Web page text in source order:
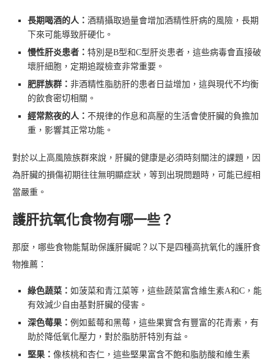
長期喝酒的人： 酒精攝取過量會增加酒精性肝病的風險，長期
下來可能導致肝硬化。
慢性肝炎患者： 特別是B型和C型肝炎患者，這些病毒會直接破
壞肝細胞，定期追蹤檢查非常重要。
肥胖族群： 非酒精性脂肪肝的患者日益增加，這與現代不均衡
的飲食密切相關。
經常熬夜的人： 不規律的作息和高壓的生活會使肝臟的負擔加
重，影響其正常功能。
對於以上高風險族群來說，肝臟的健康是必須時刻關注的課題，因
為肝臟的損傷初期往往無明顯症狀，等到出現問題時，可能已經相
當嚴重。
護肝抗氧化食物有哪一些？
那麼，哪些食物能幫助保護肝臟呢？以下是四種高抗氧化的護肝食
物推薦：
綠色蔬菜： 如菠菜和青江菜等，這些蔬菜富含維生素A和C，能
有效減少自由基對肝臟的侵害。
深色莓果： 例如藍莓和黑莓，這些果實含有豐富的花青素，有
助於降低氧化壓力，對於脂肪肝特別有益。
堅果： 像核桃和杏仁，這些堅果富含不飽和脂肪酸和維生素